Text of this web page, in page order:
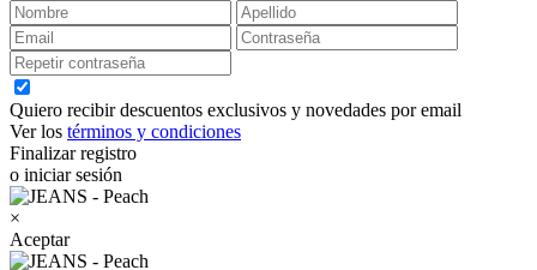
Quiero recibir descuentos exclusivos y novedades por email
Ver los términos y condiciones
Finalizar registro
o iniciar sesión
×
Aceptar